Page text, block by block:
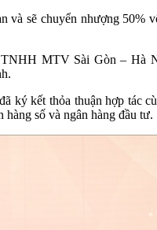
sẽ chuyển nhượng 50%
MTV Sài Gòn – Hà
kết thỏa thuận hợp tác
số và ngân hàng đầu tư.